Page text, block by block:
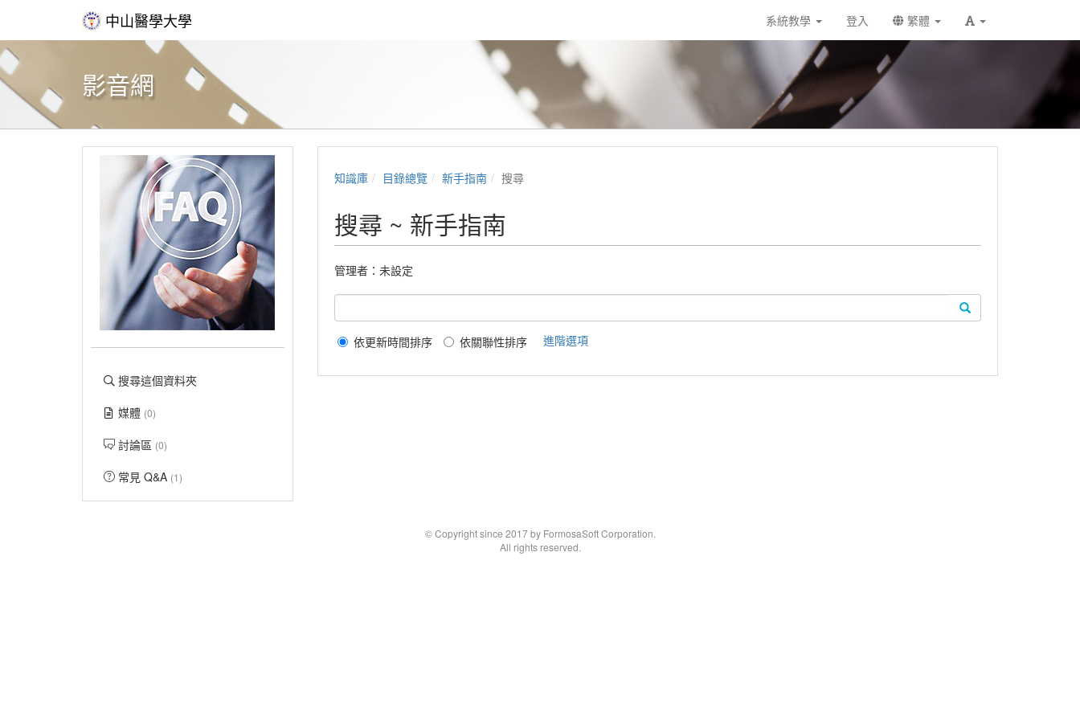
中山醫學大學 系統教學 登入 繁體
影音網
搜尋這個資料夾
媒體 (0)
討論區 (0)
常見 Q&A (1)
知識庫 目錄總覽 新手指南 搜尋
搜尋 ~ 新手指南
管理者：未設定
依更新時間排序 依關聯性排序 進階選項
© Copyright since 2017 by FormosaSoft Corporation.
All rights reserved.